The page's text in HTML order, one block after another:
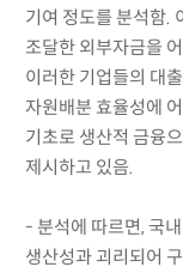
기여 정도를 분석함.
조달한 외부자금을
이러한 기업들의 대
자원배분 효율성에
기초로 생산적 금융
제시하고 있음.
- 분석에 따르면, 국
생산성과 괴리되어